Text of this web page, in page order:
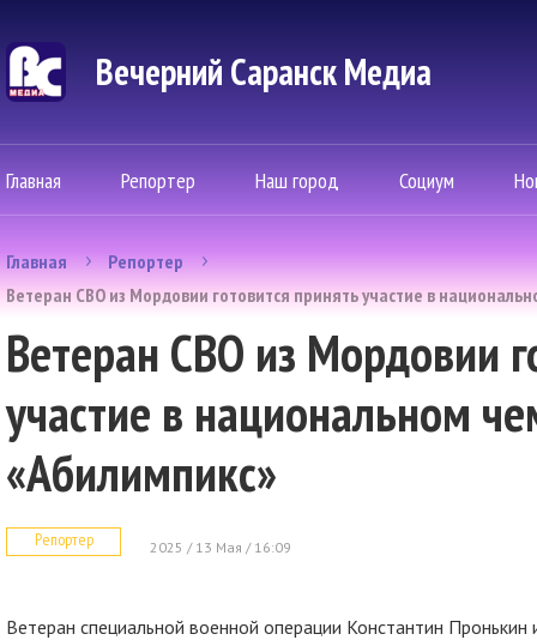
Вечерний Саранск Mедиа
Главная Репортер Наш город Социум
Главная
Репортер
Ветеран СВО из Мордовии готовится принять участие в
Ветеран СВО из Мордовии
участие в национальном
«Абилимпикс»
Репортер 2025 / 13 Мая / 16:09
Ветеран специальной военной операции Константин Пронькин